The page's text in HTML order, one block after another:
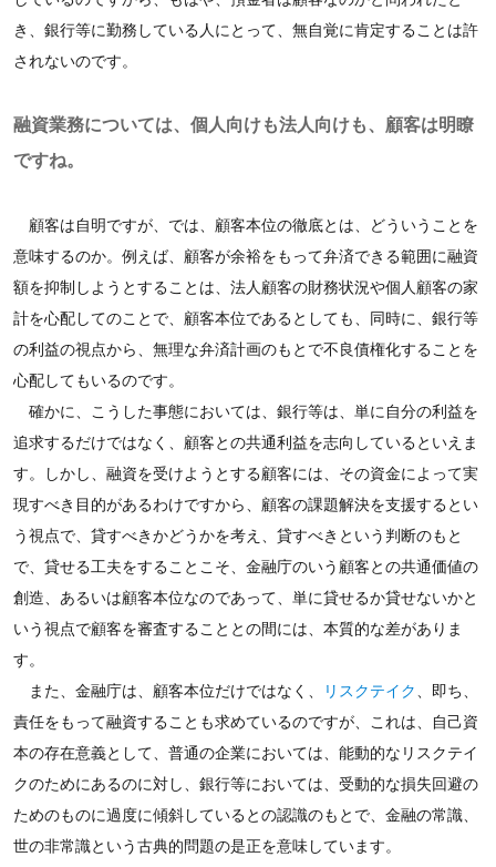
き、銀行等に勤務している人にとって、無自覚に肯定することは許
されないのです。
融資業務については、個人向けも法人向けも、顧客は明瞭
ですね。
顧客は自明ですが、では、顧客本位の徹底とは、どういうことを
意味するのか。例えば、顧客が余裕をもって弁済できる範囲に融資
額を抑制しようとすることは、法人顧客の財務状況や個人顧客の家
計を心配してのことで、顧客本位であるとしても、同時に、銀行等
の利益の視点から、無理な弁済計画のもとで不良債権化することを
心配してもいるのです。
確かに、こうした事態においては、銀行等は、単に自分の利益を
追求するだけではなく、顧客との共通利益を志向しているといえま
す。しかし、融資を受けようとする顧客には、その資金によって実
現すべき目的があるわけですから、顧客の課題解決を支援するとい
う視点で、貸すべきかどうかを考え、貸すべきという判断のもと
で、貸せる工夫をすることこそ、金融庁のいう顧客との共通価値の
創造、あるいは顧客本位なのであって、単に貸せるか貸せないかと
いう視点で顧客を審査することとの間には、本質的な差がありま
す。
また、金融庁は、顧客本位だけではなく、
リスクテイク
、即ち、
責任をもって融資することも求めているのですが、これは、自己資
本の存在意義として、普通の企業においては、能動的なリスクテイ
クのためにあるのに対し、銀行等においては、受動的な損失回避の
ためのものに過度に傾斜しているとの認識のもとで、金融の常識、
世の非常識という古典的問題の是正を意味しています。